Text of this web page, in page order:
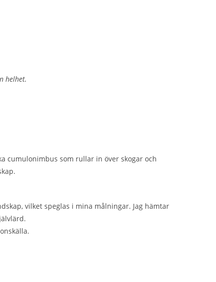
helhet.
cumulonimbus som rullar in över skogar och
vilket speglas i mina målningar. Jag hämtar